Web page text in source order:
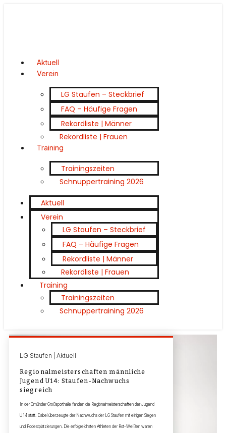
Aktuell
Verein
LG Staufen – Steckbrief
FAQ – Häufige Fragen
Rekordliste | Männer
Rekordliste | Frauen
Training
Trainingszeiten
Schnuppertraining 2026
Aktuell
Verein
LG Staufen – Steckbrief
FAQ – Häufige Fragen
Rekordliste | Männer
Rekordliste | Frauen
Training
Trainingszeiten
Schnuppertraining 2026
LG Staufen | Aktuell
Regionalmeisterschaften männliche
Jugend U14: Staufen-Nachwuchs
siegreich
In der Gmünder Großsporthalle fanden die Regionalmeisterschaften der Jugend
U14 statt. Dabei überzeugte der Nachwuchs der LG Staufen mit einigen Siegen
und Podestplatzierungen. Die erfolgreichsten Athleten der Rot-Weißen waren